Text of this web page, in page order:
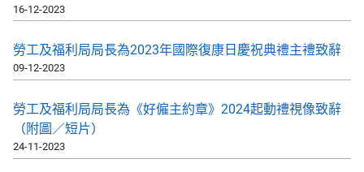
16-12-2023
​勞工及福利局局長為2023年國際復康日慶祝典禮主禮致辭
09-12-2023
勞工及福利局局長為《好僱主約章》2024起動禮視像致辭
（附圖／短片）
24-11-2023